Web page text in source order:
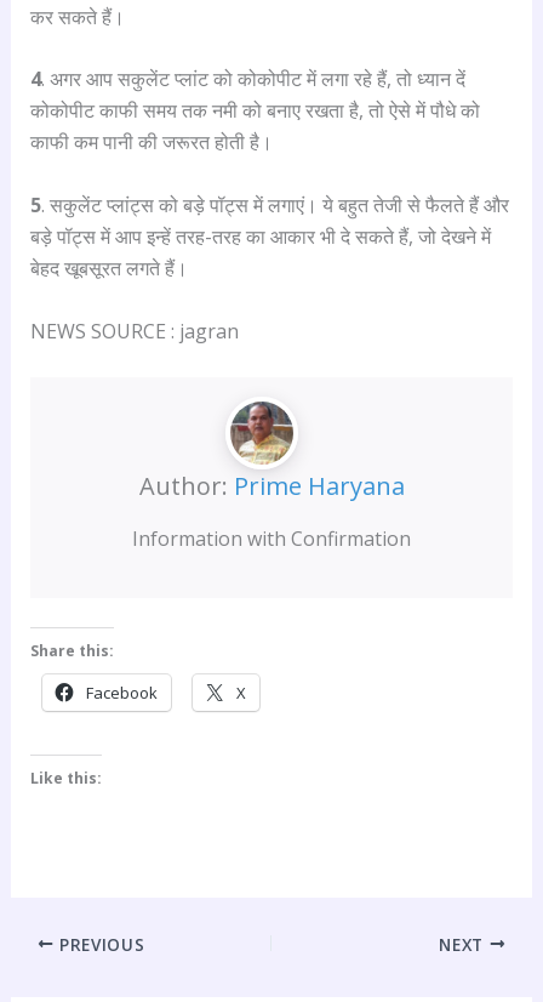
कर सकते हैं।
4. अगर आप सकुलेंट प्लांट को कोकोपीट में लगा रहे हैं, तो ध्यान दें
कोकोपीट काफी समय तक नमी को बनाए रखता है, तो ऐसे में पौधे को
काफी कम पानी की जरूरत होती है।
5. सकुलेंट प्लांट्स को बड़े पॉट्स में लगाएं। ये बहुत तेजी से फैलते हैं और
बड़े पॉट्स में आप इन्हें तरह-तरह का आकार भी दे सकते हैं, जो देखने में
बेहद खूबसूरत लगते हैं।
NEWS SOURCE : jagran
Author: Prime Haryana
Information with Confirmation
Share this:
Facebook X
Like this:
PREVIOUS NEXT